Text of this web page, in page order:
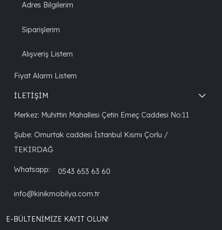
Adres Bilgilerim
Siparişlerim
Alışveriş Listem
Fiyat Alarm Listem
İLETİŞİM
Merkez: Muhittin Mahallesi Çetin Emeç Caddesi No:11
Şube: Omurtak caddesi İstanbul Kısmı Çorlu /
TEKİRDAĞ
Whatsapp: 0543 653 63 60
info@kinikmobilya.com.tr
E-BÜLTENIMIZE KAYIT OLUN!